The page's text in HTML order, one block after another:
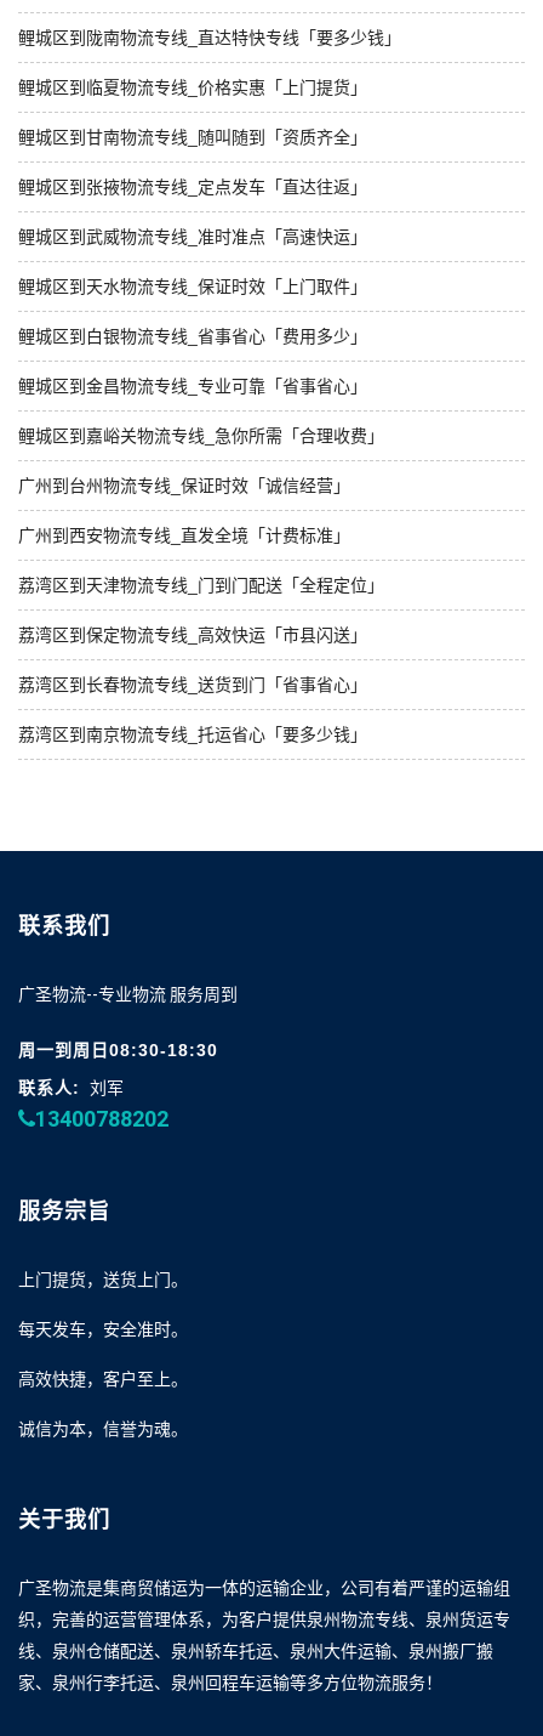
鲤城区到陇南物流专线_直达特快专线「要多少钱」
鲤城区到临夏物流专线_价格实惠「上门提货」
鲤城区到甘南物流专线_随叫随到「资质齐全」
鲤城区到张掖物流专线_定点发车「直达往返」
鲤城区到武威物流专线_准时准点「高速快运」
鲤城区到天水物流专线_保证时效「上门取件」
鲤城区到白银物流专线_省事省心「费用多少」
鲤城区到金昌物流专线_专业可靠「省事省心」
鲤城区到嘉峪关物流专线_急你所需「合理收费」
广州到台州物流专线_保证时效「诚信经营」
广州到西安物流专线_直发全境「计费标准」
荔湾区到天津物流专线_门到门配送「全程定位」
荔湾区到保定物流专线_高效快运「市县闪送」
荔湾区到长春物流专线_送货到门「省事省心」
荔湾区到南京物流专线_托运省心「要多少钱」
联系我们
广圣物流--专业物流 服务周到
周一到周日08:30-18:30
联系人:
刘军
13400788202
服务宗旨
上门提货，送货上门。
每天发车，安全准时。
高效快捷，客户至上。
诚信为本，信誉为魂。
关于我们
广圣物流是集商贸储运为一体的运输企业，公司有着严谨的运输组
织，完善的运营管理体系，为客户提供泉州物流专线、泉州货运专
线、泉州仓储配送、泉州轿车托运、泉州大件运输、泉州搬厂搬
家、泉州行李托运、泉州回程车运输等多方位物流服务！